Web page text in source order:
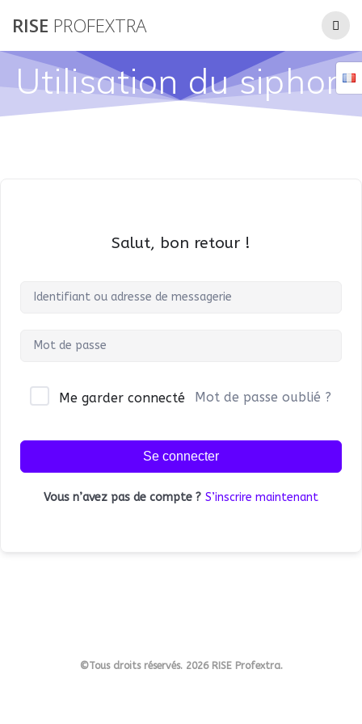
RISE PROFEXTRA
Utilisation du siphon
Salut, bon retour !
Me garder connecté Mot de passe oublié ?
Se connecter
Vous n’avez pas de compte ? S’inscrire maintenant
©Tous droits réservés. 2026 RISE Profextra.